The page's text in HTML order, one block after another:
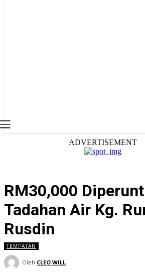
ADVERTISEMENT
RM30,000
Tadahan Air Kg.
Rusdin
TEMPATAN
Oleh CLEO WILL